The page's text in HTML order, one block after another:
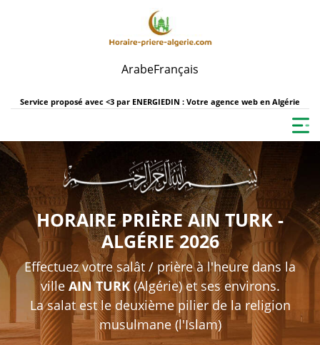
ArabeFrançais
Service proposé avec <3 par ENERGIEDIN : Votre agence web en Algérie
HORAIRE PRIÈRE AIN TURK -
ALGÉRIE 2026
Effectuez votre salât / prière à l'heure dans la
ville AIN TURK(Algérie) et ses environs.
La salat est le deuxième pilier de la religion
musulmane (l'Islam)